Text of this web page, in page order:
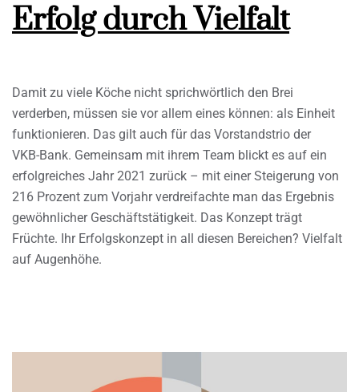
Erfolg durch Vielfalt
Damit zu viele Köche nicht sprichwörtlich den Brei
verderben, müssen sie vor allem eines können: als Einheit
funktionieren. Das gilt auch für das Vorstandstrio der
VKB-Bank. Gemeinsam mit ihrem Team blickt es auf ein
erfolgreiches Jahr 2021 zurück – mit einer Steigerung von
216 Prozent zum Vorjahr verdreifachte man das Ergebnis
gewöhnlicher Geschäftstätigkeit. Das Konzept trägt
Früchte. Ihr Erfolgskonzept in all diesen Bereichen? Vielfalt
auf Augenhöhe.